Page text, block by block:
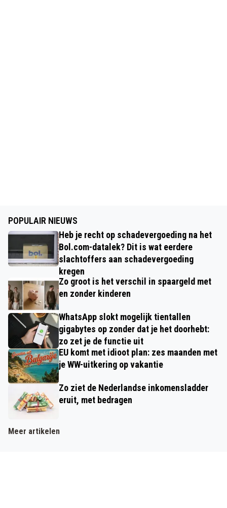
POPULAIR NIEUWS
Heb je recht op schadevergoeding na het
Bol.com-datalek? Dit is wat eerdere
slachtoffers aan schadevergoeding
kregen
Zo groot is het verschil in spaargeld met
en zonder kinderen
WhatsApp slokt mogelijk tientallen
gigabytes op zonder dat je het doorhebt:
zo zet je de functie uit
EU komt met idioot plan: zes maanden met
je WW-uitkering op vakantie
Zo ziet de Nederlandse inkomensladder
eruit, met bedragen
Meer artikelen